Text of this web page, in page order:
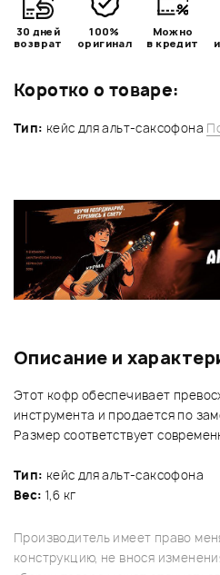
Коротко о товаре:
Тип: кейс для альт-саксофона
30 дней
возврат
100%
оригинал
Можно
в кредит
Описание и
Этот кофр обеспечивает
инструмента и продается по
Размер соответствует
Тип: кейс для альт-саксофона
Вес: 1,6 кг
Производитель имеет право
конструкцию, не внося